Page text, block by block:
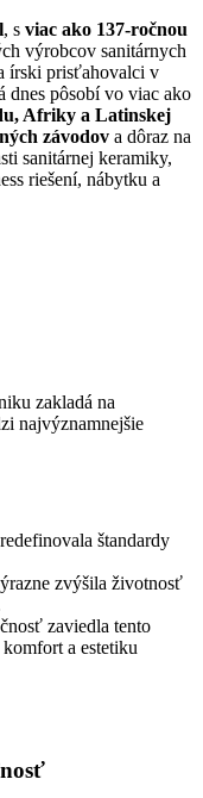
, s viac ako 137-ročnou
výrobcov sanitárnych
írski prisťahovalci v
dnes pôsobí vo viac ako
Afriky a Latinskej
závodov a dôraz na
sanitárnej keramiky,
riešení, nábytku a
zakladá na
najvýznamnejšie
štandardy
zvýšila životnosť
zaviedla tento
a estetiku